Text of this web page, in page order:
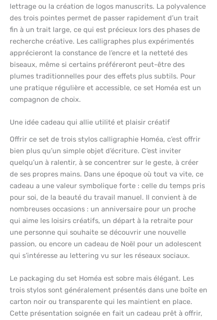
lettrage ou la création de logos manuscrits. La polyvalence
des trois pointes permet de passer rapidement d’un trait
fin à un trait large, ce qui est précieux lors des phases de
recherche créative. Les calligraphes plus expérimentés
apprécieront la constance de l’encre et la netteté des
biseaux, même si certains préféreront peut-être des
plumes traditionnelles pour des effets plus subtils. Pour
une pratique régulière et accessible, ce set Homéa est un
compagnon de choix.
Une idée cadeau qui allie utilité et plaisir créatif
Offrir ce set de trois stylos calligraphie Homéa, c’est offrir
bien plus qu’un simple objet d’écriture. C’est inviter
quelqu’un à ralentir, à se concentrer sur le geste, à créer
de ses propres mains. Dans une époque où tout va vite, ce
cadeau a une valeur symbolique forte : celle du temps pris
pour soi, de la beauté du travail manuel. Il convient à de
nombreuses occasions : un anniversaire pour un proche
qui aime les loisirs créatifs, un départ à la retraite pour
une personne qui souhaite se découvrir une nouvelle
passion, ou encore un cadeau de Noël pour un adolescent
qui s’intéresse au lettering vu sur les réseaux sociaux.
Le packaging du set Homéa est sobre mais élégant. Les
trois stylos sont généralement présentés dans une boîte en
carton noir ou transparente qui les maintient en place.
Cette présentation soignée en fait un cadeau prêt à offrir,